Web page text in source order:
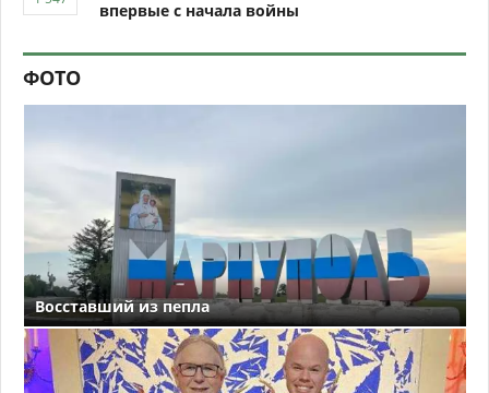
впервые с начала войны
ФОТО
Восставший из пепла